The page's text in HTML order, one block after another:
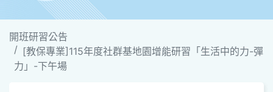
開班研習公告
[教保專業]115年度社群基地園增能研習「生活中的力-彈
力」-下午場